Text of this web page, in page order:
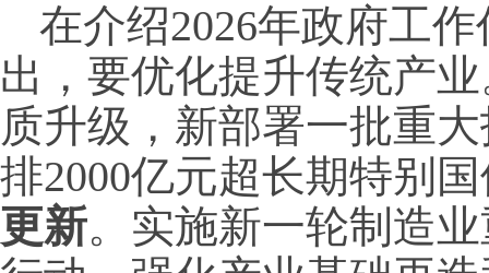
在介绍2026年政府工
出，要优化提升传统产
质升级，新部署一批重
排2000亿元超长期特别
更新。实施新一轮制造